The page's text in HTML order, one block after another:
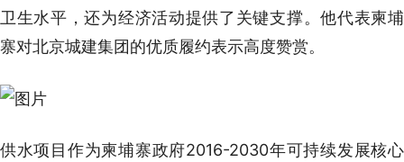
卫生水平，还为经济活动提供了关键支撑。他代表柬埔
寨对北京城建集团的优质履约表示高度赞赏。
供水项目作为柬埔寨政府2016-2030年可持续发展核心